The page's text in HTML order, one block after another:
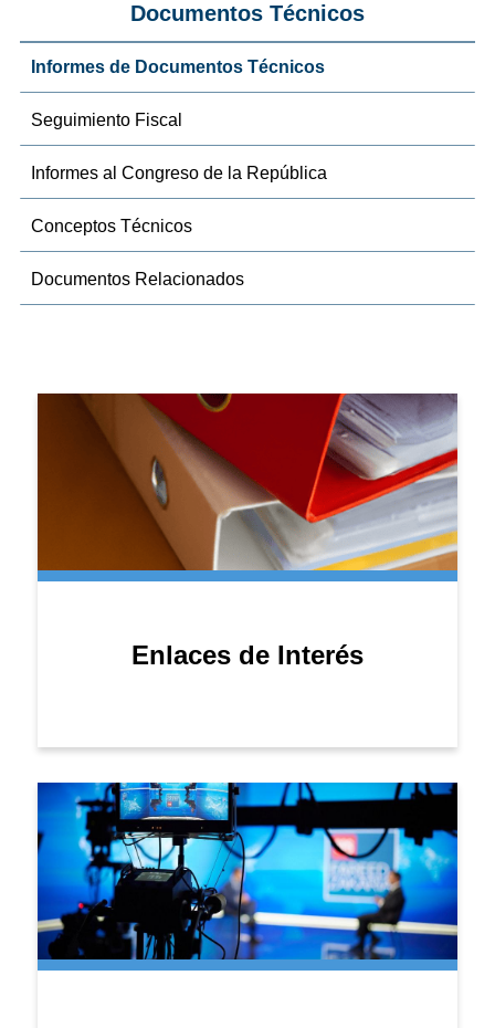
Documentos Técnicos
Informes de Documentos Técnicos
Seguimiento Fiscal
Informes al Congreso de la República
Conceptos Técnicos
Documentos Relacionados
Enlaces de Interés